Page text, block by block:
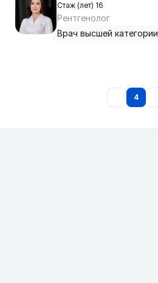
Стаж (лет) 16
Рентгенолог
Врач высшей категории
4